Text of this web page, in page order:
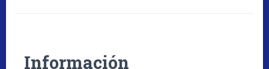
Información